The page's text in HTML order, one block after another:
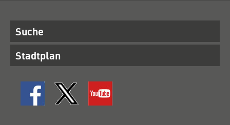
Suche
Stadtplan